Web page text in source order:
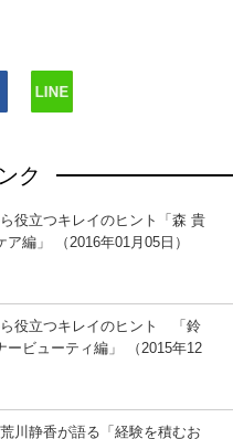
ク
役立つキレイのヒント「森 貴
編」 （2016年01月05日）
ら役立つキレイのヒント 「鈴
ービューティ編」 （2015年12
川静香が語る「経験を積むお